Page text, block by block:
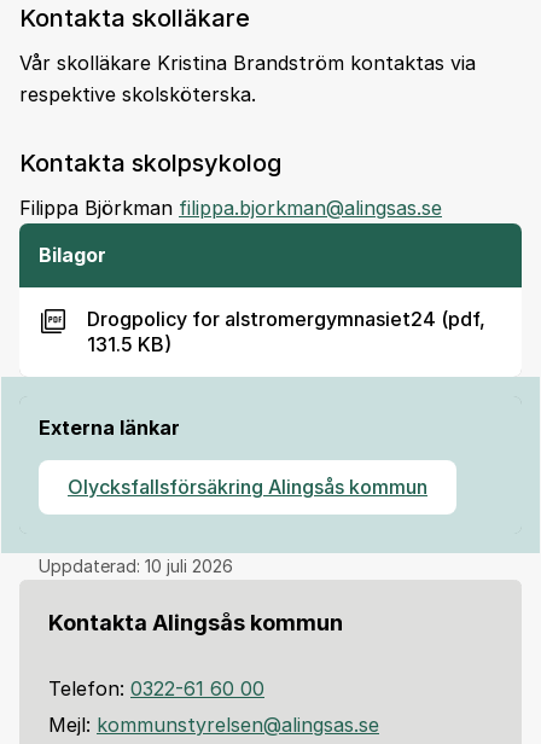
Kontakta skolläkare
Vår skolläkare Kristina Brandström kontaktas via
respektive skolsköterska.
Kontakta skolpsykolog
Filippa Björkman filippa.bjorkman@alingsas.se
Bilagor
Drogpolicy for alstromergymnasiet24 (pdf,
131.5 KB)
Externa länkar
Olycksfallsförsäkring Alingsås kommun
Uppdaterad: 10 juli 2026
Kontakta Alingsås kommun
Telefon: 0322-61 60 00
Mejl: kommunstyrelsen@alingsas.se